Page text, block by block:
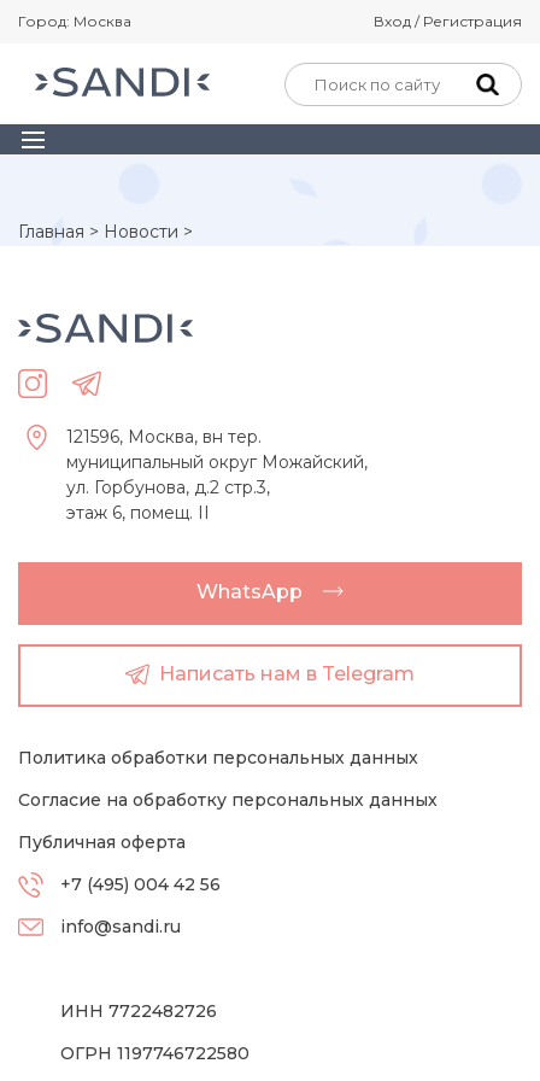
Город: Москва Вход / Регистрация
Главная > Новости >
121596, Москва, вн тер.
муниципальный округ Можайский,
ул. Горбунова, д.2 стр.3,
этаж 6, помещ. II
WhatsApp
Написать нам в Telegram
Политика обработки персональных данных
Согласие на обработку персональных данных
Публичная оферта
+7 (495) 004 42 56
info@sandi.ru
ИНН 7722482726
ОГРН 1197746722580